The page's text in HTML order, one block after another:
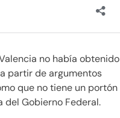
no había obtenido
partir de argumentos
que no tiene un portón
del Gobierno Federal.